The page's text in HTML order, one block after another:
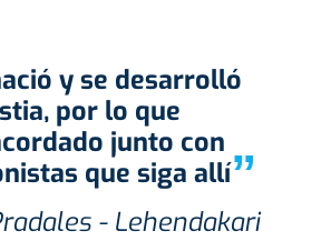
por lo que
junto con
que siga allí”
- Lehendakari